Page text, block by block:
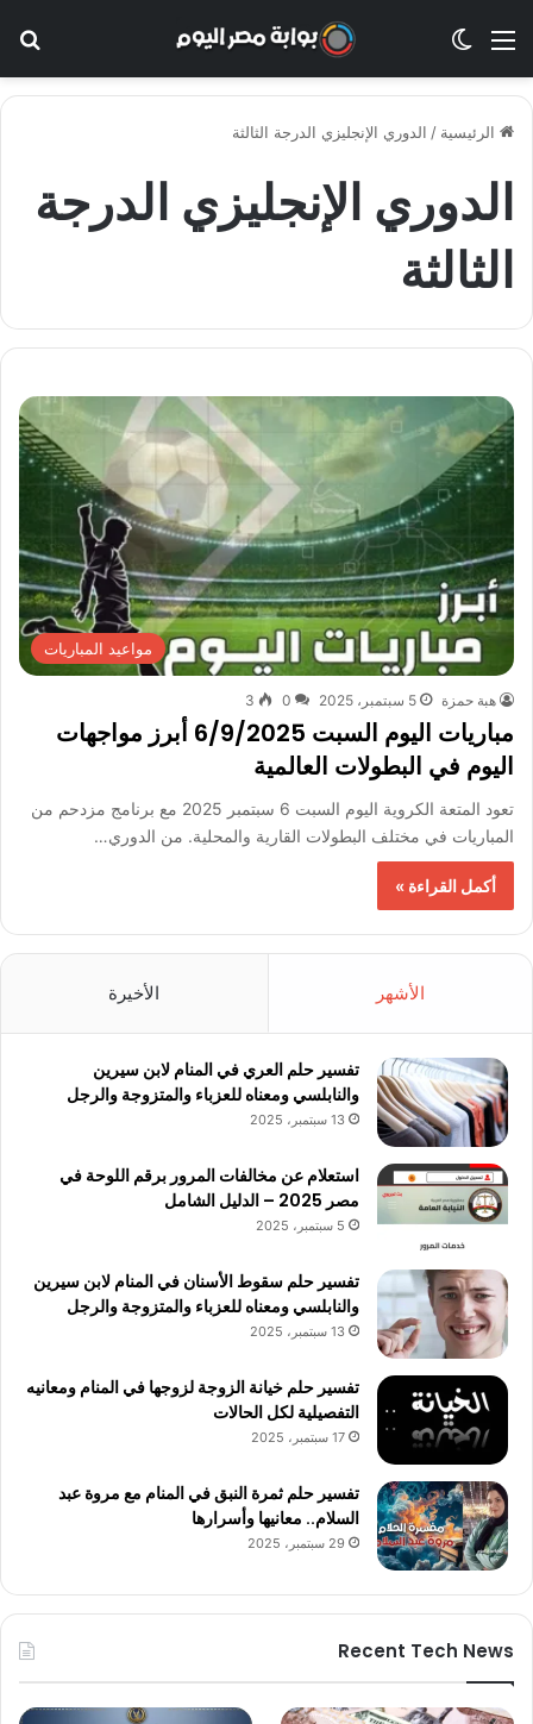
القائمة الوضع المظلم
الرئيسية / الدوري الإنجليزي الدرجة الثالثة
الدوري الإنجليزي الدرجة
الثالثة
مواعيد المباريات
هبة حمزة 5 سبتمبر، 2025 0
3
مباريات اليوم السبت 6/9/2025 أبرز مواجهات
اليوم في البطولات العالمية
تعود المتعة الكروية اليوم السبت 6 سبتمبر 2025 مع برنامج مزدحم من
المباريات في مختلف البطولات القارية والمحلية. من الدوري…
أكمل القراءة »
الأشهر الأخيرة
تفسير حلم العري في المنام لابن سيرين
والنابلسي ومعناه للعزباء والمتزوجة والرجل
13 سبتمبر، 2025
استعلام عن مخالفات المرور برقم اللوحة في
مصر 2025 – الدليل الشامل
5 سبتمبر، 2025
تفسير حلم سقوط الأسنان في المنام لابن سيرين
والنابلسي ومعناه للعزباء والمتزوجة والرجل
13 سبتمبر، 2025
تفسير حلم خيانة الزوجة لزوجها في المنام ومعانيه
التفصيلية لكل الحالات
17 سبتمبر، 2025
تفسير حلم ثمرة النبق في المنام مع مروة عبد
السلام.. معانيها وأسرارها
29 سبتمبر، 2025
Recent Tech News